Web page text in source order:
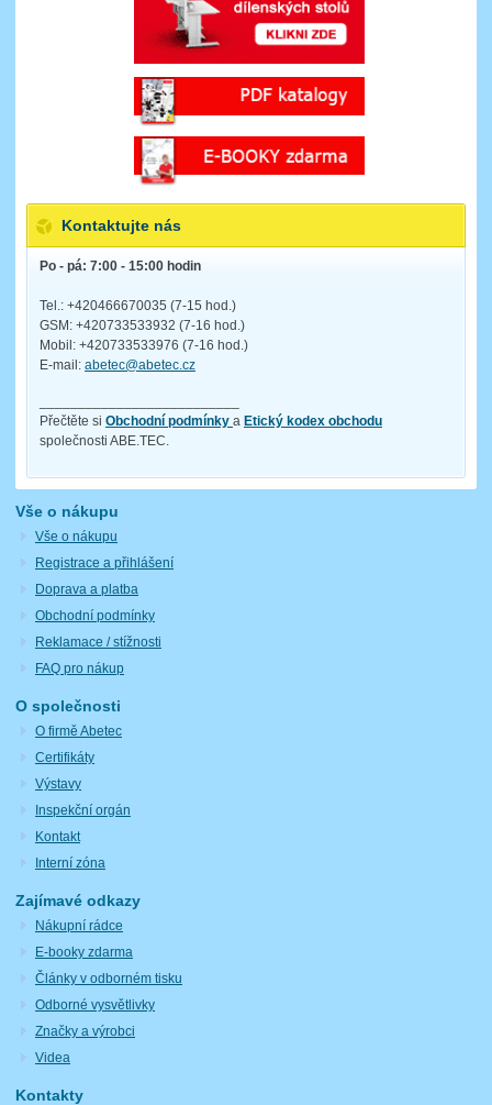
Kontaktujte nás
Po - pá: 7:00 - 15:00 hodin
Tel.: +420466670035 (7-15 hod.)
GSM: +420733533932 (7-16 hod.)
Mobil: +420733533976 (7-16 hod.)
E-mail: abetec@abetec.cz
Přečtěte si Obchodní podmínky a Etický kodex obchodu
společnosti ABE.TEC.
Vše o nákupu
Vše o nákupu
Registrace a přihlášení
Doprava a platba
Obchodní podmínky
Reklamace / stížnosti
FAQ pro nákup
O společnosti
O firmě Abetec
Certifikáty
Výstavy
Inspekční orgán
Kontakt
Interní zóna
Zajímavé odkazy
Nákupní rádce
E-booky zdarma
Články v odborném tisku
Odborné vysvětlivky
Značky a výrobci
Videa
Kontakty